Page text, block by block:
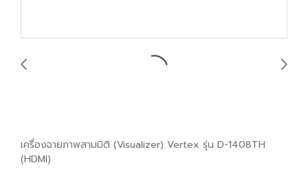
เครื่องฉายภาพสามมิติ (Visualizer) Vertex รุ่น D-1408TH
(HDMI)